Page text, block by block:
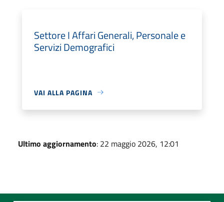
Settore I Affari Generali, Personale e
Servizi Demografici
VAI ALLA PAGINA
Ultimo aggiornamento: 22 maggio 2026, 12:01